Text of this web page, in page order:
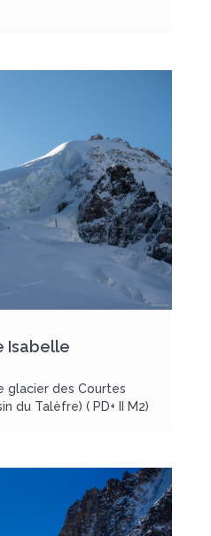
Isabelle
glacier des Courtes
du Talèfre) ( PD+ II M2)